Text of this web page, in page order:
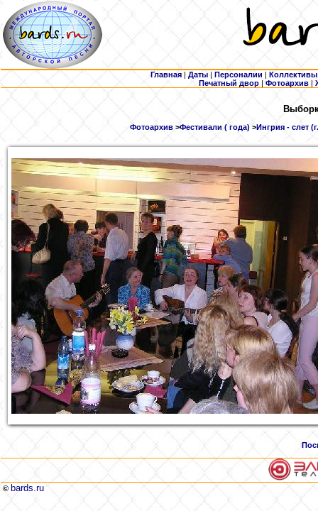
Главная | Даты | Персоналии | Коллективы
Печатный двор |Фотоархив |
Фотоархив >Фестивали ( года)>Ингрия - слет
© bards.ru